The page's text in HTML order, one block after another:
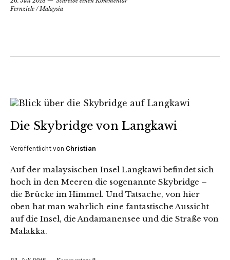
Fernziele /Malaysia
Die Skybridge von Langkawi
Veröffentlicht von Christian
Auf der malaysischen Insel Langkawi befindet sich
hoch in den Meeren die sogenannte Skybridge –
die Brücke im Himmel. Und Tatsache, von hier
oben hat man wahrlich eine fantastische Aussicht
auf die Insel, die Andamanensee und die Straße von
Malakka.